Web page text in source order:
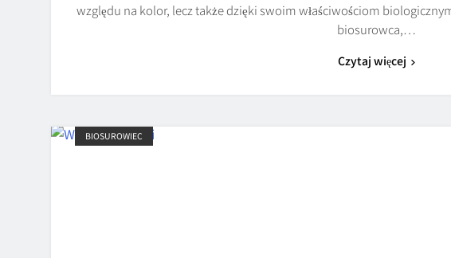
względu na kolor, lecz także dzięki swoim właściwościom
biosurowca,…
Czytaj więcej
BIOSUROWIEC